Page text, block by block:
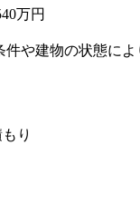
万円
や建物の状態によ
り